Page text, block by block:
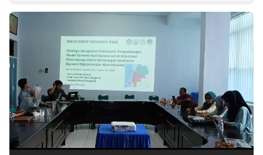
INDONESIA
Partner
Insight
NTB
Suara
Time
Lens
IDN
Daily
Jogja
Jalan
Rakyat
Idealita
News
Kita
Notice
Dinamikapost.com
Radar
Baru
Seedbacklink
Follow
Kabarbaru